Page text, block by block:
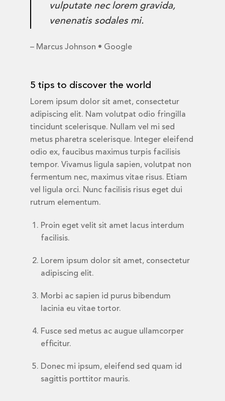
vulputate nec lorem gravida,
venenatis sodales mi.
– Marcus Johnson • Google
5 tips to discover the world
Lorem ipsum dolor sit amet, consectetur
adipiscing elit. Nam volutpat odio fringilla
tincidunt scelerisque. Nullam vel mi sed
metus pharetra scelerisque. Integer eleifend
odio ex, faucibus maximus turpis facilisis
tempor. Vivamus ligula sapien, volutpat non
fermentum nec, maximus vitae risus. Etiam
vel ligula orci. Nunc facilisis risus eget dui
rutrum elementum.
Proin eget velit sit amet lacus interdum
facilisis.
Lorem ipsum dolor sit amet, consectetur
adipiscing elit.
Morbi ac sapien id purus bibendum
lacinia eu vitae tortor.
Fusce sed metus ac augue ullamcorper
efficitur.
Donec mi ipsum, eleifend sed quam id
sagittis porttitor mauris.